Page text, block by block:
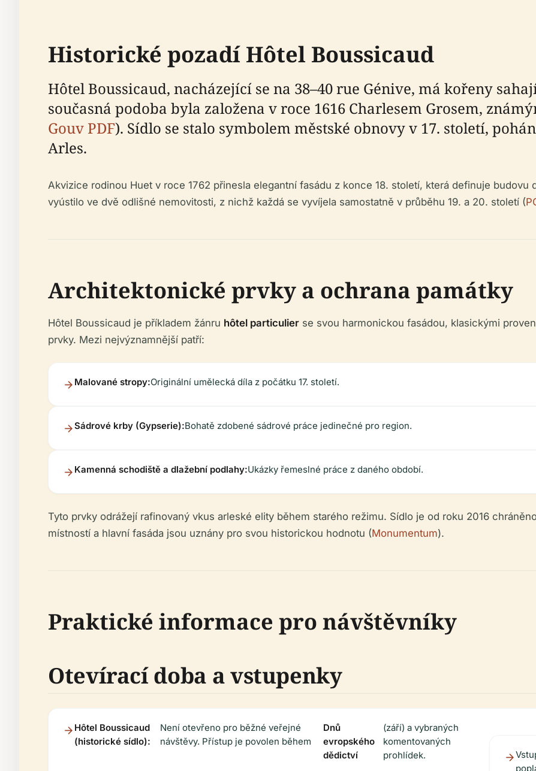
Historické pozadí Hôtel Boussicaud
Hôtel Boussicaud, nacházející se na 38–40 rue Génive, má kořeny
současná podoba byla založena v roce 1616 Charlesem Grosem,
Gouv PDF). Sídlo se stalo symbolem městské obnovy v 17. století,
Arles.
Akvizice rodinou Huet v roce 1762 přinesla elegantní fasádu z konce 18. století, která definuje budovu
vyústilo ve dvě odlišné nemovitosti, z nichž každá se vyvíjela samostatně v průběhu 19. a 20. století (
Architektonické prvky a ochrana památky
Hôtel Boussicaud je příkladem žánru hôtel particulier se svou harmonickou fasádou, klasickými
prvky. Mezi nejvýznamnější patří:
Malované stropy:Originální umělecká díla z počátku 17. století.
Sádrové krby (Gypserie):Bohatě zdobené sádrové práce jedinečné pro region.
Kamenná schodiště a dlažební podlahy:Ukázky řemeslné práce z daného období.
Tyto prvky odrážejí rafinovaný vkus arleské elity během starého režimu. Sídlo je od roku 2016
místností a hlavní fasáda jsou uznány pro svou historickou hodnotu (Monumentum).
Praktické informace pro návštěvníky
Otevírací doba a vstupenky
Hôtel Boussicaud
(historické sídlo):
Není otevřeno pro běžné veřejné
návštěvy. Přístup je povolen během
Dnů
evropského
dědictví
(září) a vybraných
komentovaných
prohlídek.